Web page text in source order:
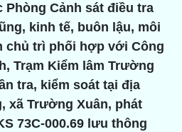
Phòng Cảnh sát điều tra
kinh tế, buôn lậu, môi
chủ trì phối hợp với Công
Trạm Kiểm lâm Trường
tra, kiểm soát tại địa
xã Trường Xuân, phát
73C-000.69 lưu thông